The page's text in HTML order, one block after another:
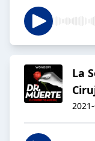
La